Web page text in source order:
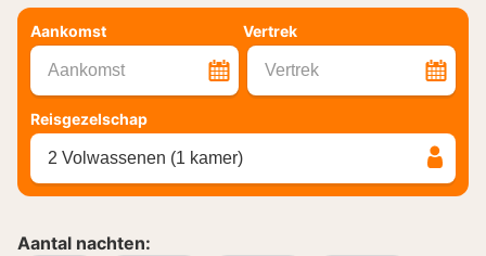
Aankomst Vertrek
Aankomst Vertrek
Reisgezelschap
2 Volwassenen (1 kamer)
Aantal nachten: